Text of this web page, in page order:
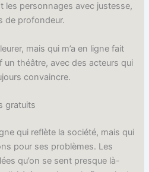
les personnages avec justesse,
de profondeur.
mais qui m’a en ligne fait
un théâtre, avec des acteurs qui
convaincre.
gratuits
qui reflète la société, mais qui
pour ses problèmes. Les
qu’on se sent presque là-